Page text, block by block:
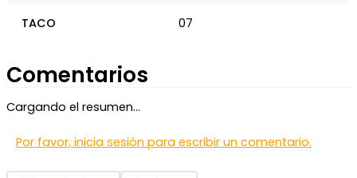
TACO 07
Comentarios
Cargando el resumen…
Por favor, inicia sesión para escribir un comentario.